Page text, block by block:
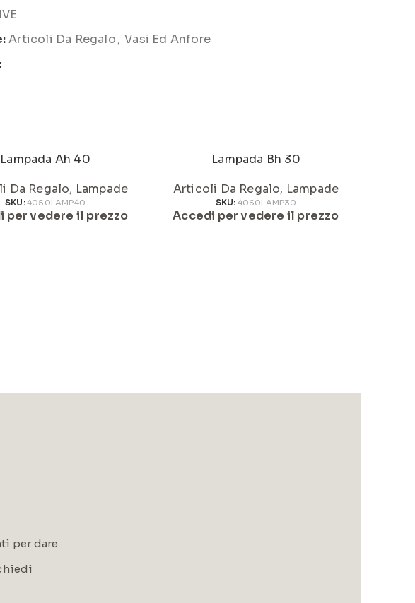
Articoli Da Regalo, Vasi Ed Anfore
Lampada Ah 40
Da Regalo, Lampade
SKU:4050LAMP40
per vedere il prezzo
Lampada Bh 30
Articoli Da Regalo, Lampade
SKU: 4060LAMP30
Accedi per vedere il prezzo
per dare